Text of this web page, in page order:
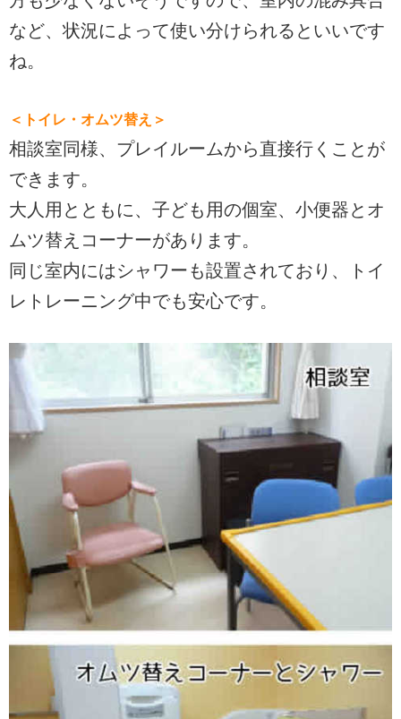
など、状況によって使い分けられるといいです
ね。
＜トイレ・オムツ替え＞
相談室同様、プレイルームから直接行くことが
できます。
大人用とともに、子ども用の個室、小便器とオ
ムツ替えコーナーがあります。
同じ室内にはシャワーも設置されており、トイ
レトレーニング中でも安心です。